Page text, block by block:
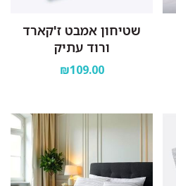
שטיחון אמבט ז'קארד
ורוד עתיק
₪109.00